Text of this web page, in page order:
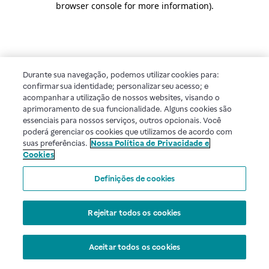
browser console for more information).
Durante sua navegação, podemos utilizar cookies para:
confirmar sua identidade; personalizar seu acesso; e
acompanhar a utilização de nossos websites, visando o
aprimoramento de sua funcionalidade. Alguns cookies são
essenciais para nossos serviços, outros opcionais. Você
poderá gerenciar os cookies que utilizamos de acordo com
suas preferências. Nossa Política de Privacidade e
Cookies
Definições de cookies
Rejeitar todos os cookies
Aceitar todos os cookies